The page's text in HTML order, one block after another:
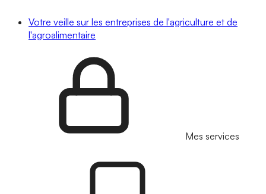
Votre veille sur les entreprises de l'agriculture et de
l'agroalimentaire
Mes services